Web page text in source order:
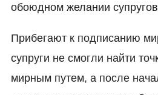
обоюдном желании
Прибегают к подписанию
супруги не смогли найти
мирным путем, а после